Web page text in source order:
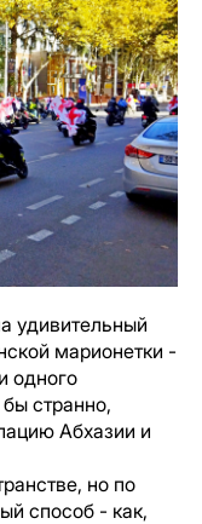
удивительный
марионетки -
одного
странно,
Абхазии и
но по
способ - как,